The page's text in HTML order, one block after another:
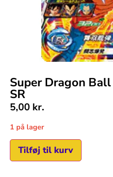
Super Dragon
SR
5,00 kr.
1 på lager
Tilføj til kurv